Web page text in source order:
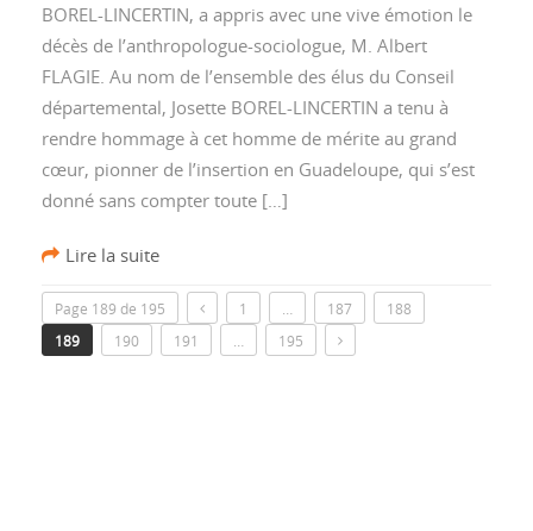
BOREL-LINCERTIN, a appris avec une vive émotion le
décès de l’anthropologue-sociologue, M. Albert
FLAGIE. Au nom de l’ensemble des élus du Conseil
départemental, Josette BOREL-LINCERTIN a tenu à
rendre hommage à cet homme de mérite au grand
cœur, pionner de l’insertion en Guadeloupe, qui s’est
donné sans compter toute […]
Lire la suite
Page 189 de 195 1 187
188
189
190 191 195